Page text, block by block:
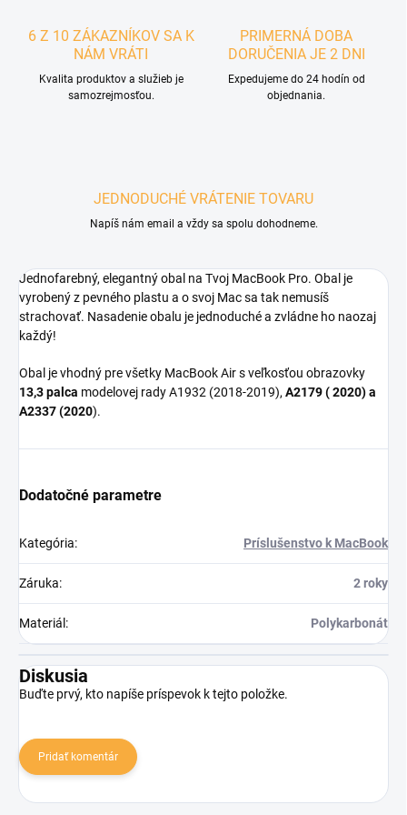
6 Z 10 ZÁKAZNÍKOV SA K
NÁM VRÁTI
Kvalita produktov a služieb je
samozrejmosťou.
PRIMERNÁ DOBA
DORUČENIA JE 2 DNI
Expedujeme do 24 hodín od
objednania.
JEDNODUCHÉ VRÁTENIE TOVARU
Napíš nám email a vždy sa spolu dohodneme.
Jednofarebný, elegantný obal na Tvoj MacBook Pro. Obal je
vyrobený z pevného plastu a o svoj Mac sa tak nemusíš
strachovať. Nasadenie obalu je jednoduché a zvládne ho naozaj
každý!
Obal je vhodný pre všetky MacBook Air s veľkosťou obrazovky
13,3 palca modelovej rady A1932 (2018-2019), A2179 ( 2020) a
A2337 (2020).
Dodatočné parametre
Kategória: Príslušenstvo k MacBook
Záruka: 2 roky
Materiál : Polykarbonát
Diskusia
Buďte prvý, kto napíše príspevok k tejto položke.
Pridať komentár